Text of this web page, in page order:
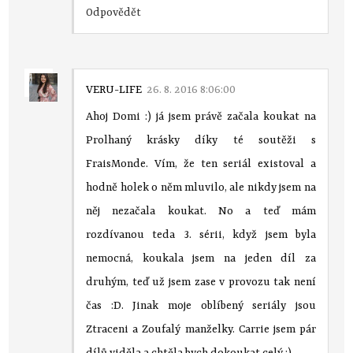
Odpovědět
VERU-LIFE 26. 8. 2016 8:06:00
Ahoj Domi :) já jsem právě začala koukat na
Prolhaný krásky díky té soutěži s
FraisMonde. Vím, že ten seriál existoval a
hodně holek o něm mluvilo, ale nikdy jsem na
něj nezačala koukat. No a teď mám
rozdívanou teda 3. sérii, když jsem byla
nemocná, koukala jsem na jeden díl za
druhým, teď už jsem zase v provozu tak není
čas :D. Jinak moje oblíbený seriály jsou
Ztraceni a Zoufalý manželky. Carrie jsem pár